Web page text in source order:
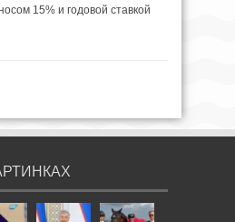
15% и годовой ставкой